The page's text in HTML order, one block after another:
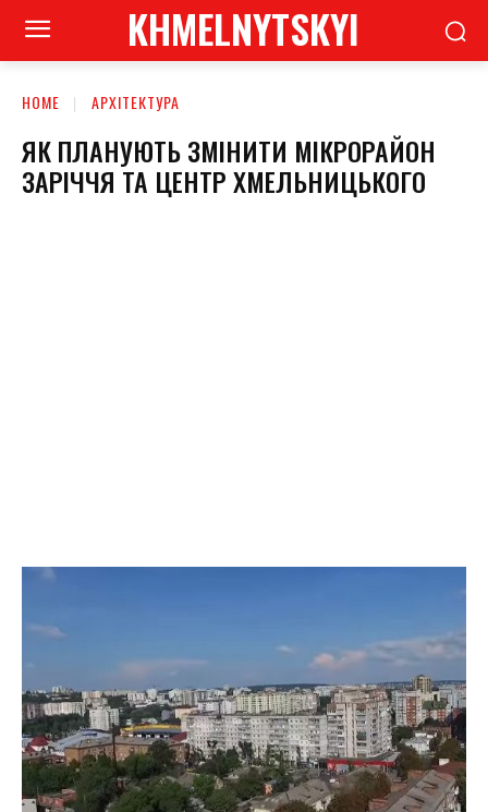
KHMELNYTSKYI
HOME АРХІТЕКТУРА
ЯК ПЛАНУЮТЬ ЗМІНИТИ МІКРОРАЙОН
ЗАРІЧЧЯ ТА ЦЕНТР ХМЕЛЬНИЦЬКОГО